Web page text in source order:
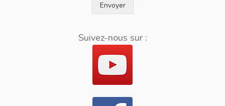
Envoyer
Suivez-nous sur :